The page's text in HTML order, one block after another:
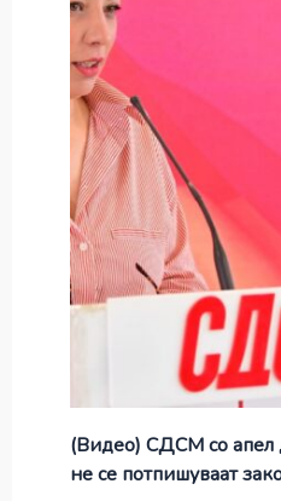
(Видео) СДСМ со апел
не се потпишуваат